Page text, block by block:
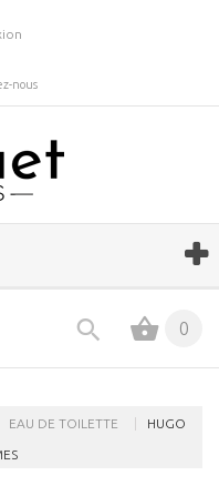
nous
0
EAU DE TOILETTE HUGO